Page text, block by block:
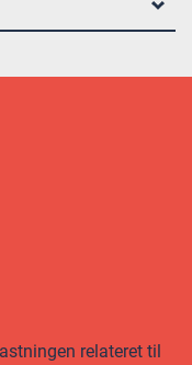
relateret til